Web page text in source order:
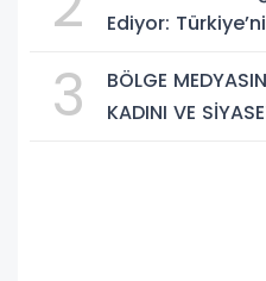
Ediyor:
3
BÖLGE
KADINI VE